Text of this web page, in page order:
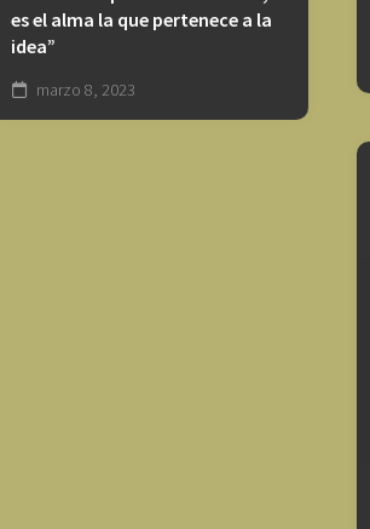
es el alma la que pertenece a la
idea”
marzo 8, 2023